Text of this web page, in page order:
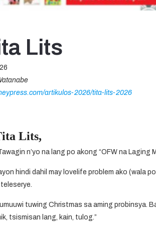
Lits
artikulos-2026/tita-lits-2026
Lits,
n’yo na lang po akong “OFW na Laging
hindi dahil may lovelife problem ako (wala
tuwing Christmas sa aming probinsya.
tsismisan lang, kain, tulog.”